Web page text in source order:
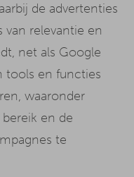
de advertenties
van relevantie en
net als Google
tools en functies
waaronder
en de
te